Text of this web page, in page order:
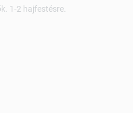
1-2 hajfestésre.